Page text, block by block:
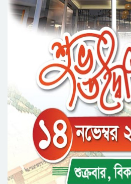
সিলেটের জোড়া
বাদশা
‘জুলাই গণঅভ্যুত্থান
প্রধানমন্ত্রী
জুলাই গণঅভ্যুত্থানে আহত
প্রধানমন্ত্রী